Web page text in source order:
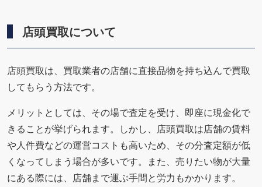
店頭買取について
店頭買取は、買取業者の店舗に直接品物を持ち込んで買取
してもらう方法です。
メリットとしては、その場で査定を受け、即座に現金化で
きることが挙げられます。しかし、店頭買取は店舗の賃料
や人件費などの運営コストも高いため、その分査定額が低
くなってしまう場合が多いです。また、売りたい物が大量
にある際には、店舗まで運ぶ手間と労力もかかります。